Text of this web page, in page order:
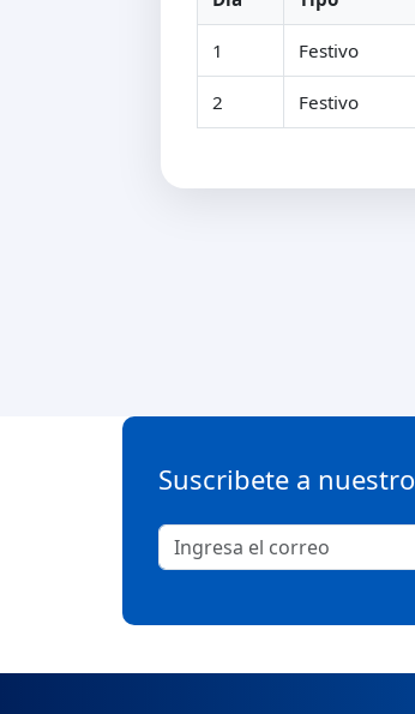
1 Festivo
2 Festivo
Suscribete a